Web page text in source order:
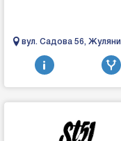
вул. Садова 56, Жуляни